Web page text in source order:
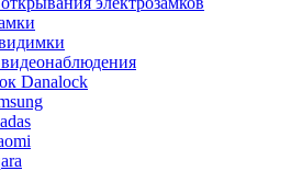
Danalock